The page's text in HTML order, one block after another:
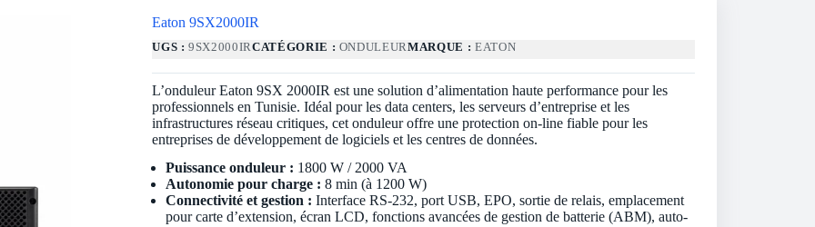
Eaton 9SX2000IR
UGS :9SX2000IRCATÉGORIE : ONDULEURMARQUE : EATON
L’onduleur Eaton 9SX 2000IR est une solution d’alimentation haute performance pour les
professionnels en Tunisie. Idéal pour les data centers, les serveurs d’entreprise et les
infrastructures réseau critiques, cet onduleur offre une protection on-line fiable pour les
entreprises de développement de logiciels et les centres de données.
Puissance onduleur : 1800 W / 2000 VA
Autonomie pour charge : 8 min (à 1200 W)
Connectivité et gestion : Interface RS-232, port USB, EPO, sortie de relais, emplacement
pour carte d’extension, écran LCD, fonctions avancées de gestion de batterie (ABM), auto-